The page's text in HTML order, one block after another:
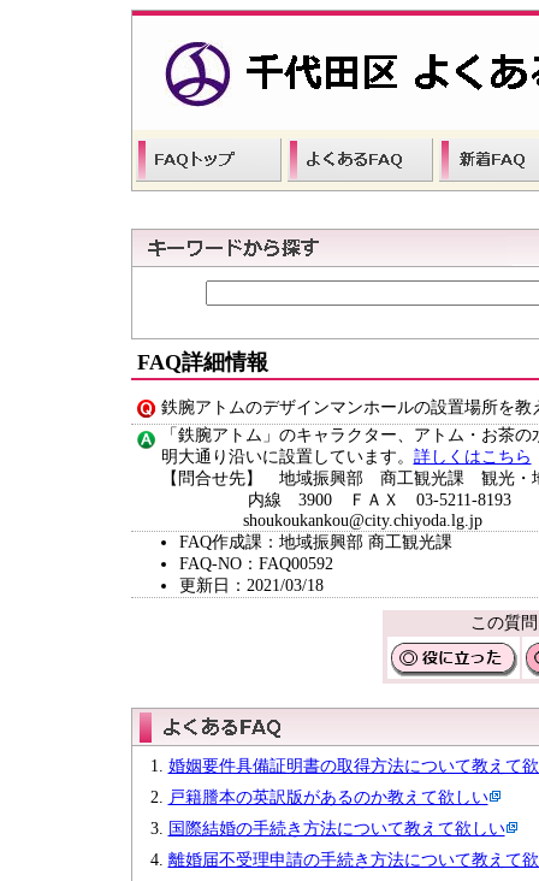
FAQ詳細情報
鉄腕アトムのデザインマンホールの設置場所を教
「鉄腕アトム」のキャラクター、アトム・お茶
明大通り沿いに設置しています。 詳しくはこちら
【問合せ先】 地域振興部 商工観光課 観光・
内線 3900 ＦＡＸ 03-5211-8193
shoukoukankou@city.chiyoda.lg.jp
FAQ作成課：地域振興部 商工観光課
FAQ-NO：FAQ00592
更新日：2021/03/18
この質
婚姻要件具備証明書の取得方法について教えて
戸籍謄本の英訳版があるのか教えて欲しい
国際結婚の手続き方法について教えて欲しい
離婚届不受理申請の手続き方法について教えて